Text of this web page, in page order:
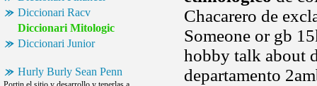
Diccionari Racv
Diccionari Mitologic
Diccionari Junior
Hurly Burly Sean Penn
Chacarero de
Someone or gb
hobby talk about
departamento